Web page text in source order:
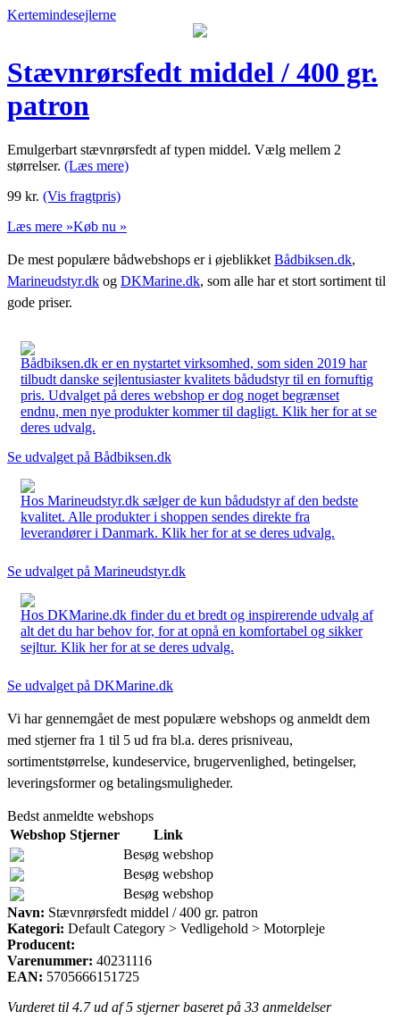
Kertemindesejlerne
Stævnrørsfedt middel / 400 gr.
patron
Emulgerbart stævnrørsfedt af typen middel. Vælg mellem 2
størrelser. (Læs mere)
99 kr. (Vis fragtpris)
Læs mere »Køb nu »
De mest populære bådwebshops er i øjeblikket Bådbiksen.dk,
Marineudstyr.dk og DKMarine.dk, som alle har et stort sortiment til
gode priser.
Bådbiksen.dk er en nystartet virksomhed, som siden 2019 har
tilbudt danske sejlentusiaster kvalitets bådudstyr til en fornuftig
pris. Udvalget på deres webshop er dog noget begrænset
endnu, men nye produkter kommer til dagligt. Klik her for at se
deres udvalg.
Se udvalget på Bådbiksen.dk
Hos Marineudstyr.dk sælger de kun bådudstyr af den bedste
kvalitet. Alle produkter i shoppen sendes direkte fra
leverandører i Danmark. Klik her for at se deres udvalg.
Se udvalget på Marineudstyr.dk
Hos DKMarine.dk finder du et bredt og inspirerende udvalg af
alt det du har behov for, for at opnå en komfortabel og sikker
sejltur. Klik her for at se deres udvalg.
Se udvalget på DKMarine.dk
Vi har gennemgået de mest populære webshops og anmeldt dem
med stjerner fra 1 til 5 ud fra bl.a. deres prisniveau,
sortimentstørrelse, kundeservice, brugervenlighed, betingelser,
leveringsformer og betalingsmuligheder.
Bedst anmeldte webshops
Webshop Stjerner
Link
Besøg webshop
Besøg webshop
Besøg webshop
Navn: Stævnrørsfedt middel / 400 gr. patron
Kategori: Default Category > Vedligehold > Motorpleje
Producent:
Varenummer: 40231116
EAN: 5705666151725
Vurderet til 4.7ud af 5 stjerner baseret på 33 anmeldelser